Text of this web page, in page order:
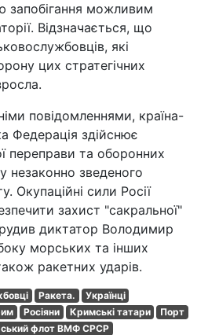
запобігання можливим
Відзначається, що
які
цих стратегічних
повідомленнями, країна-
Федерація здійснює
переправи та оборонних
незаконно зведеного
Окупаційні сили Росії
захист "сакральної"
диктатор Володимир
морських та інших
ракетних ударів.
Ракета.
Українці
Росіяни Кримські татари
Порт
флот ВМФ СРСР